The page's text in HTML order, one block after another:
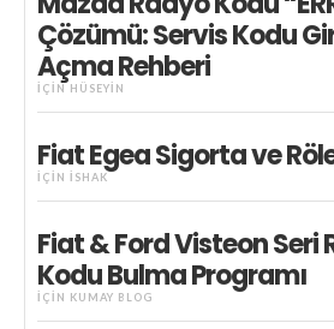
Çözümü: Servis Kodu
Açma Rehberi
IÇIN HÜSEYIN
Fiat Egea Sigorta ve
IÇIN İSHAK
Fiat & Ford Visteon Seri
Kodu Bulma Programı
IÇIN KUMAY BLOG